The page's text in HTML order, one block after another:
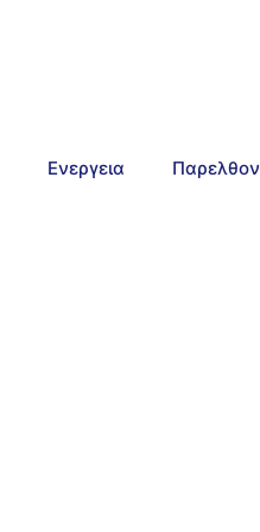
Ενεργεια Παρελθον